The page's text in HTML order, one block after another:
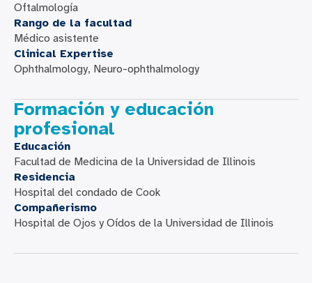
Oftalmología
Rango de la facultad
Médico asistente
Clinical Expertise
Ophthalmology, Neuro-ophthalmology
Formación y educación
profesional
Educación
Facultad de Medicina de la Universidad de Illinois
Residencia
Hospital del condado de Cook
Compañerismo
Hospital de Ojos y Oídos de la Universidad de Illinois